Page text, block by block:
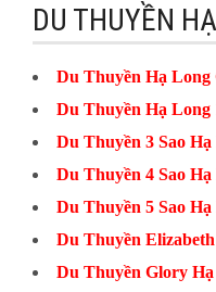
DU THUYỀN
Du Thuyền Hạ Long
Du Thuyền Hạ Long
Du Thuyền 3 Sao
Du Thuyền 4 Sao
Du Thuyền 5 Sao
Du Thuyền
Du Thuyền Glory